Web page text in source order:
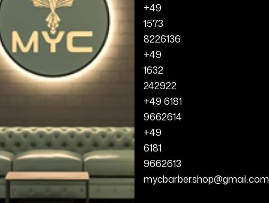
+49
1573
8226136
+49
1632
242922
+49 6181
9662614
+49
6181
9662613
mycbarbershop@gmail.com